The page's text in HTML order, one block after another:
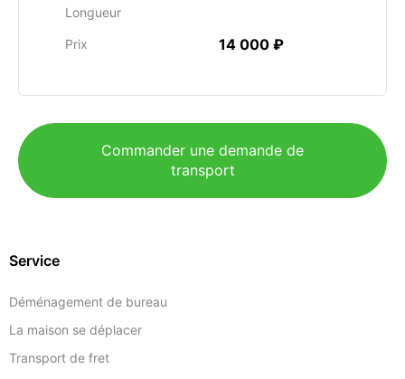
Longueur
Prix 14 000 ₽
Commander une demande de
transport
Service
Déménagement de bureau
La maison se déplacer
Transport de fret